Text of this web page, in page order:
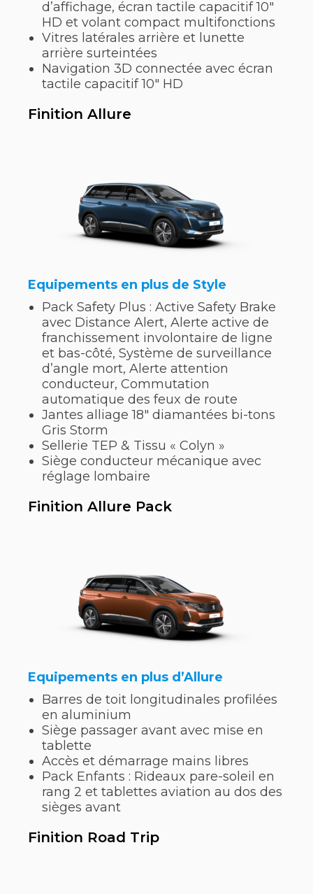
d’affichage, écran tactile capacitif 10″
HD et volant compact multifonctions
Vitres latérales arrière et lunette
arrière surteintées
Navigation 3D connectée avec écran
tactile capacitif 10″ HD
Finition Allure
Equipements en plus de Style
Pack Safety Plus : Active Safety Brake
avec Distance Alert, Alerte active de
franchissement involontaire de ligne
et bas-côté, Système de surveillance
d’angle mort, Alerte attention
conducteur, Commutation
automatique des feux de route
Jantes alliage 18″ diamantées bi-tons
Gris Storm
Sellerie TEP & Tissu « Colyn »
Siège conducteur mécanique avec
réglage lombaire
Finition Allure Pack
Equipements en plus d’Allure
Barres de toit longitudinales profilées
en aluminium
Siège passager avant avec mise en
tablette
Accès et démarrage mains libres
Pack Enfants : Rideaux pare-soleil en
rang 2 et tablettes aviation au dos des
sièges avant
Finition Road Trip